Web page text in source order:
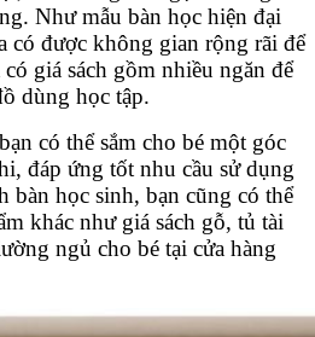
Như mẫu bàn học hiện đại
có được không gian rộng rãi để
giá sách gồm nhiều ngăn để
dùng học tập.
có thể sắm cho bé một góc
đáp ứng tốt nhu cầu sử dụng
bàn học sinh, bạn cũng có thể
khác như giá sách gỗ, tủ tài
ngủ cho bé tại cửa hàng